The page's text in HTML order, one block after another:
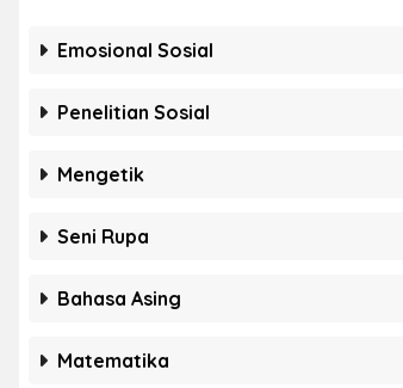
Emosional Sosial
Penelitian Sosial
Mengetik
Seni Rupa
Bahasa Asing
Matematika